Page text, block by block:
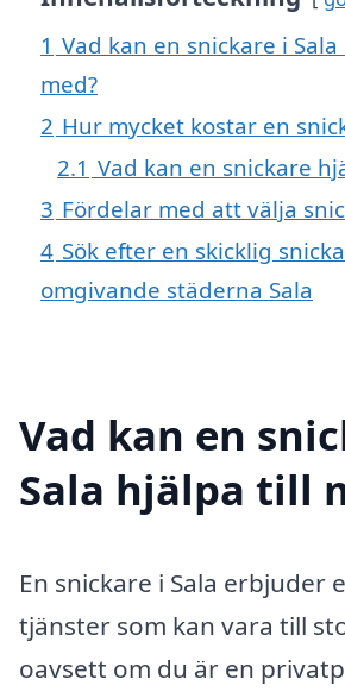
1 Vad kan en snickare i
med?
2 Hur mycket kostar en
2.1 Vad kan en snickare
3 Fördelar med att välja
4 Sök efter en skicklig
omgivande städerna Sala
Vad kan en
Sala hjälpa till
En snickare i Sala erbjuder
tjänster som kan vara till
oavsett om du är en